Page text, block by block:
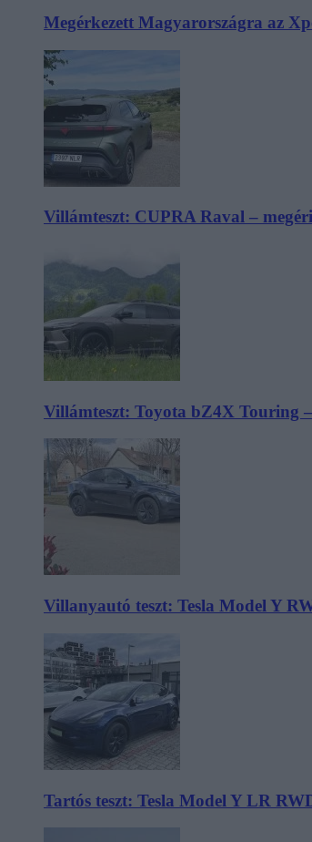
Megérkezett Magyarországra az
Villámteszt: CUPRA Raval –
Villámteszt: Toyota bZ4X Touring
Villanyautó teszt: Tesla Model Y
Tartós teszt: Tesla Model Y LR